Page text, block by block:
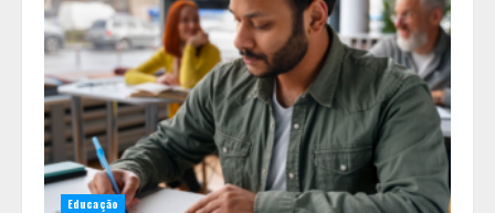
Educação